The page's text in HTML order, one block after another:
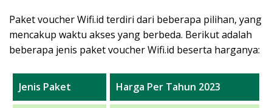
Paket voucher Wifi.id terdiri dari beberapa pilihan, yang
mencakup waktu akses yang berbeda. Berikut adalah
beberapa jenis paket voucher Wifi.id beserta harganya:
Jenis Paket Harga Per Tahun 2023